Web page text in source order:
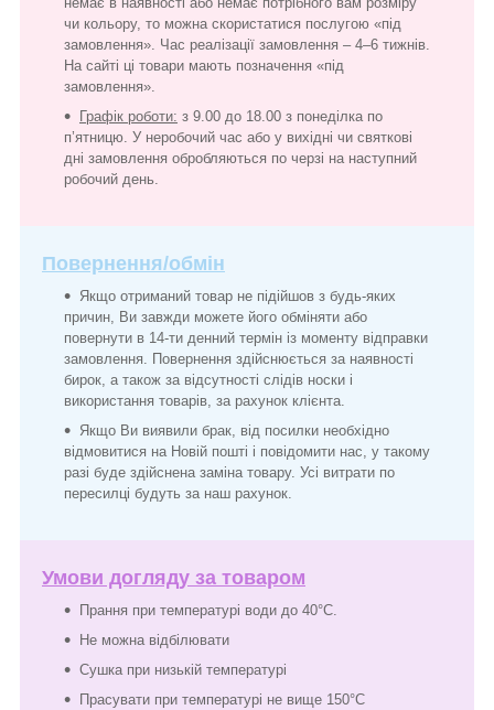
чи кольору, то можна скористатися послугою «під
замовлення». Час реалізації замовлення – 4–6 тижнів.
На сайті ці товари мають позначення «під
замовлення».
Графік роботи: з 9.00 до 18.00 з понеділка по
п’ятницю. У неробочий час або у вихідні чи святкові
дні замовлення обробляються по черзі на наступний
робочий день.
Повернення/обмін
Якщо отриманий товар не підійшов з будь-яких
причин, Ви завжди можете його обміняти або
повернути в 14-ти денний термін із моменту відправки
замовлення. Повернення здійснюється за наявності
бирок, а також за відсутності слідів носки і
використання товарів, за рахунок клієнта.
Якщо Ви виявили брак, від посилки необхідно
відмовитися на Новій пошті і повідомити нас, у такому
разі буде здійснена заміна товару. Усі витрати по
пересилці будуть за наш рахунок.
Умови догляду за товаром
Прання при температурі води до 40°C.
Не можна відбілювати
Сушка при низькій температурі
Прасувати при температурі не вище 150°C